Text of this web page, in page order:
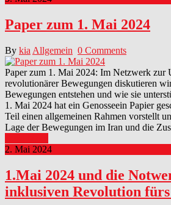
Paper zum 1. Mai 2024
By kia Allgemein 0 Comments
Paper zum 1. Mai 2024: Im Netzwerk zur
revolutionärer Bewegungen diskutieren
Bewegungen entstehen und wie sie
1. Mai 2024 hat ein Genosseein Papier
Teil einen allgemeinen Rahmen vorstellt
Lage der Bewegungen im Iran und die
2. Mai 2024
1.Mai 2024 und die
inklusiven Revolution